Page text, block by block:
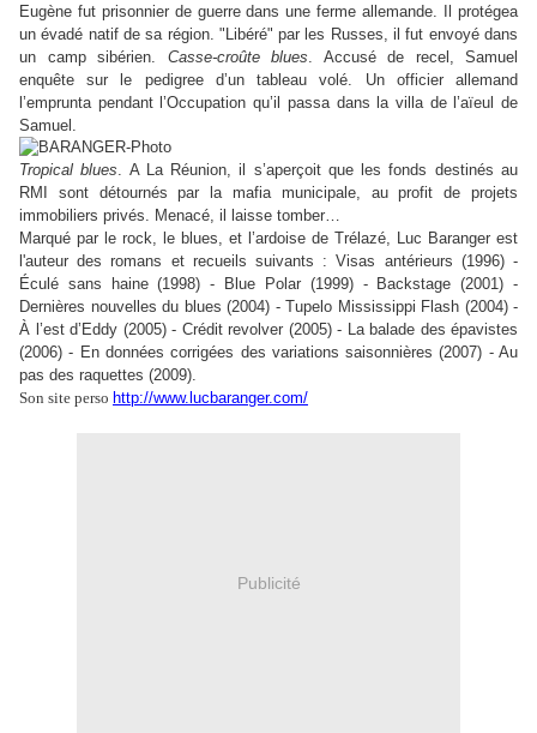
Eugène fut prisonnier de guerre dans une ferme allemande. Il protégea
un évadé natif de sa région. "Libéré" par les Russes, il fut envoyé dans
un camp sibérien. Casse-croûte blues. Accusé de recel, Samuel
enquête sur le pedigree d’un tableau volé. Un officier allemand
l’emprunta pendant l’Occupation qu’il passa dans la villa de l’aïeul de
Samuel.
Tropical blues. A La Réunion, il s’aperçoit que les fonds destinés au
RMI sont détournés par la mafia municipale, au profit de projets
immobiliers privés. Menacé, il laisse tomber…
Marqué par le rock, le blues, et l’ardoise de Trélazé, Luc Baranger est
l'auteur des romans et recueils suivants : Visas antérieurs (1996) -
Éculé sans haine (1998) - Blue Polar (1999) - Backstage (2001) -
Dernières nouvelles du blues (2004) - Tupelo Mississippi Flash (2004) -
À l’est d’Eddy (2005) - Crédit revolver (2005) - La balade des épavistes
(2006) - En données corrigées des variations saisonnières (2007) - Au
pas des raquettes (2009).
Son site perso http://www.lucbaranger.com/
Publicité